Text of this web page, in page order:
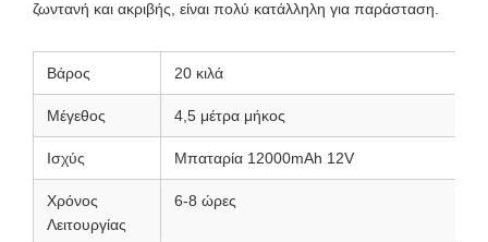
ζωντανή και ακριβής, είναι πολύ κατάλληλη για παράσταση.
Βάρος 20 κιλά
Μέγεθος 4,5 μέτρα μήκος
Ισχύς Μπαταρία 12000mAh 12V
Χρόνος
Λειτουργίας
6-8 ώρες